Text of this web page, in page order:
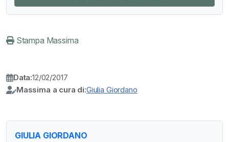
Stampa Massima
Data:12/02/2017
Massima a cura di:Giulia Giordano
GIULIA GIORDANO